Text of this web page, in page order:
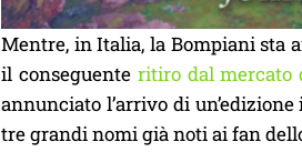
Mentre, in Italia, la Bompiani sta
il conseguente ritiro dal mercato
annunciato l’arrivo di
tre grandi nomi già noti ai fan